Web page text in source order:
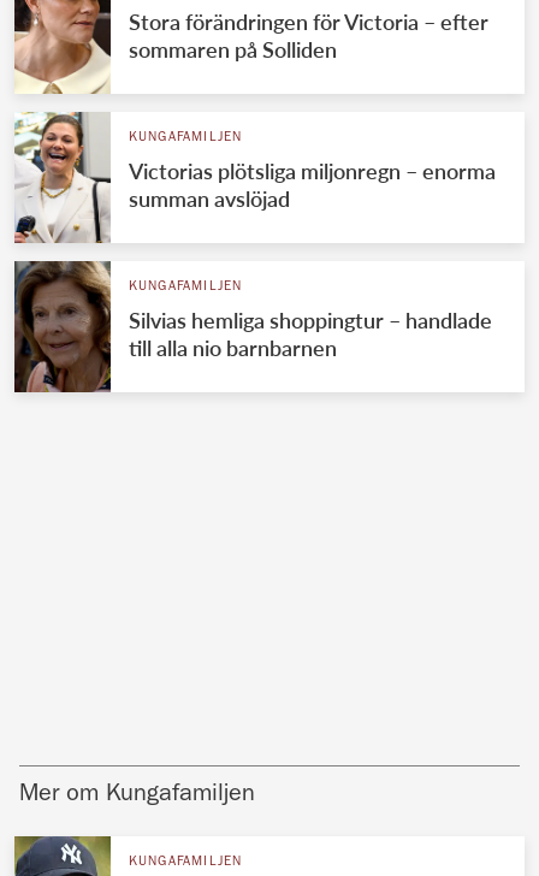
Stora förändringen för Victoria – efter
sommaren på Solliden
KUNGAFAMILJEN
Victorias plötsliga miljonregn – enorma
summan avslöjad
KUNGAFAMILJEN
Silvias hemliga shoppingtur – handlade
till alla nio barnbarnen
Mer om Kungafamiljen
KUNGAFAMILJEN